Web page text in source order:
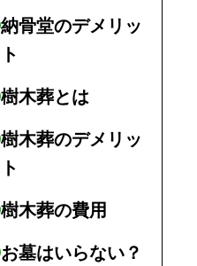
納骨堂のデメリッ
ト
樹木葬とは
樹木葬のデメリッ
ト
樹木葬の費用
お墓はいらない？